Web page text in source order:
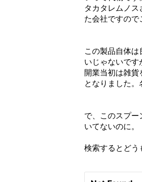
タカタレムノ
た会社ですので
この製品自体
いじゃないです
開業当初は雑
となりました。
で、このスプー
いてないのに。
検索するとどう